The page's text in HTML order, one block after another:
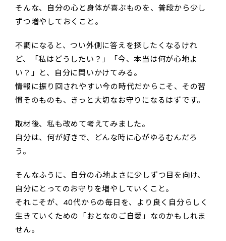
そんな、自分の心と身体が喜ぶものを、普段から少し
ずつ増やしておくこと。
不調になると、つい外側に答えを探したくなるけれ
ど、「私はどうしたい？」「今、本当は何が心地よ
い？」と、自分に問いかけてみる。
情報に振り回されやすい今の時代だからこそ、その習
慣そのものも、きっと大切なお守りになるはずです。
取材後、私も改めて考えてみました。
自分は、何が好きで、どんな時に心がゆるむんだろ
う。
そんなふうに、自分の心地よさに少しずつ目を向け、
自分にとってのお守りを増やしていくこと。
それこそが、40代からの毎日を、より良く自分らしく
生きていくための「おとなのご自愛」なのかもしれま
せん。